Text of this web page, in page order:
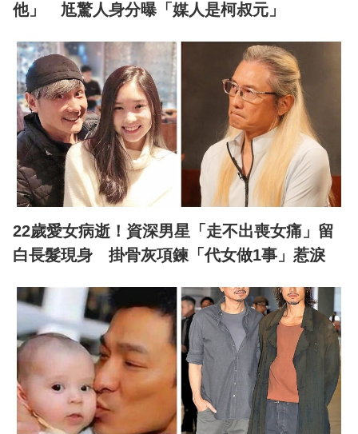
他」 尪驚人身分曝「媒人是柯叔元」
22歲愛女病逝！資深男星「走不出喪女痛」留
白長髮現身 掛骨灰項鍊「代女做1事」惹淚